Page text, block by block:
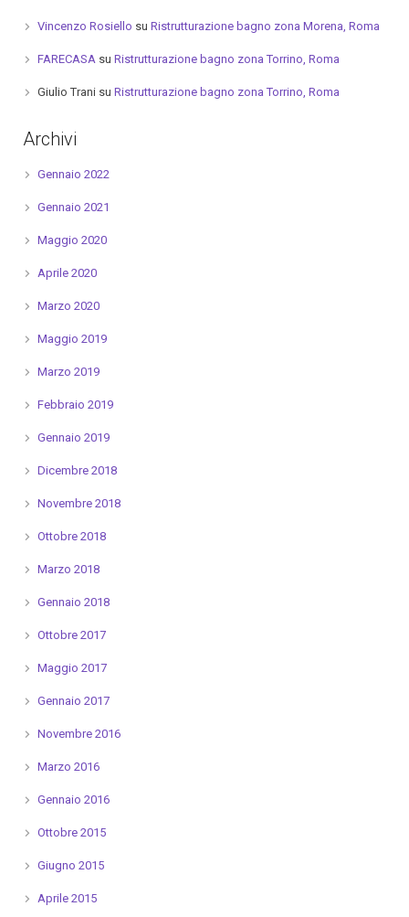
Vincenzo Rosiello su Ristrutturazione bagno zona Morena, Roma
FARECASAsu Ristrutturazione bagno zona Torrino, Roma
Giulio Tranisu Ristrutturazione bagno zona Torrino, Roma
Archivi
Gennaio 2022
Gennaio 2021
Maggio 2020
Aprile 2020
Marzo 2020
Maggio 2019
Marzo 2019
Febbraio 2019
Gennaio 2019
Dicembre 2018
Novembre 2018
Ottobre 2018
Marzo 2018
Gennaio 2018
Ottobre 2017
Maggio 2017
Gennaio 2017
Novembre 2016
Marzo 2016
Gennaio 2016
Ottobre 2015
Giugno 2015
Aprile 2015